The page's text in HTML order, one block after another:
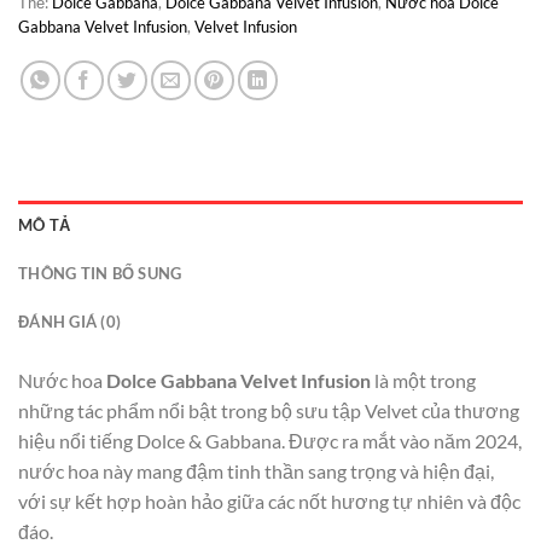
Gabbana Velvet Infusion, Velvet Infusion
MÔ TẢ
THÔNG TIN BỔ SUNG
ĐÁNH GIÁ (0)
Nước hoa Dolce Gabbana Velvet Infusion là một trong
những tác phẩm nổi bật trong bộ sưu tập Velvet của thương
hiệu nổi tiếng Dolce & Gabbana. Được ra mắt vào năm 2024,
nước hoa này mang đậm tinh thần sang trọng và hiện đại,
với sự kết hợp hoàn hảo giữa các nốt hương tự nhiên và độc
đáo.